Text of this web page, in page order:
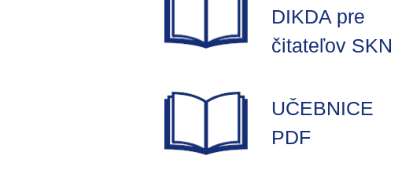
DIKDA pre
čitateľov SKN
UČEBNICE
PDF